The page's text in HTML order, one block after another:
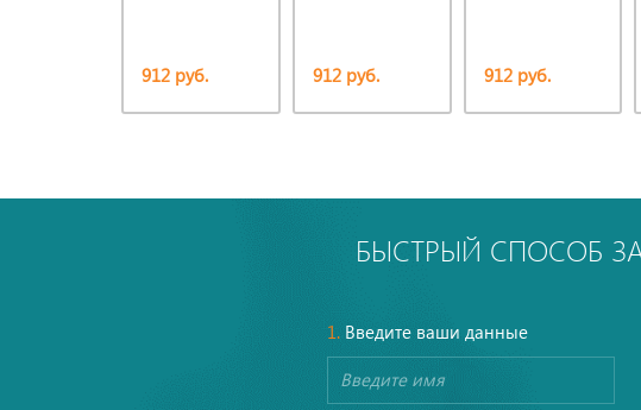
912 руб. 912 руб. 912 руб.
БЫСТРЫЙ СПОСОБ
1.Введите ваши данные